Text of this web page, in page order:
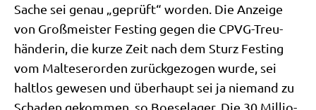
Sache sei genau „geprüft“ wor­den. Die Anzei­ge
von Groß­mei­ster Fest­ing gegen die CPVG-Treu­
hän­de­rin, die kur­ze Zeit nach dem Sturz Fest­ing
vom Mal­te­ser­or­den zurück­ge­zo­gen wur­de, sei
halt­los gewe­sen und über­haupt sei ja nie­mand zu
Scha­den gekom­men, so Boe­se­la­ger. Die 30 Mil­lio­